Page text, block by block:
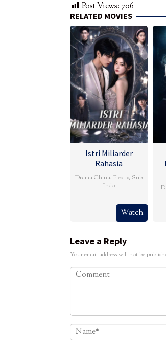
Post Views: 706
RELATED MOVIES
Istri Miliarder
Rahasia
Drama China, Flextv, Sub
Indo
Watch
Leave a Reply
Your email address will not be